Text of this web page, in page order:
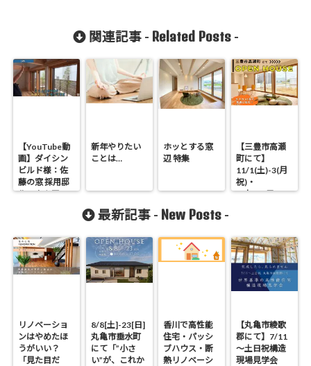
関連記事 - Related Posts-
【YouTube動
画】ダイシン
ビルド様：佐
藤の窓 採用邸
ルームツアー
新年やりたい
ことは…
ホッとする窓
辺 特集
【三豊市高瀬
町にて】
11/1(土)-3(月
祝)・
8(土)-9(日)
最新記事 - New Posts -
リノベーショ
ンはやめたほ
うがいい？
「見た目だ
8/8[土]-23[日]
丸亀市垂水町
にて「”小さ
い”が、これか
香川で高性能
住宅・パッシ
ブハウス・断
熱リノベーシ
【丸亀市綾歌
郡にて】7/11
～土日祝構造
現場見学会